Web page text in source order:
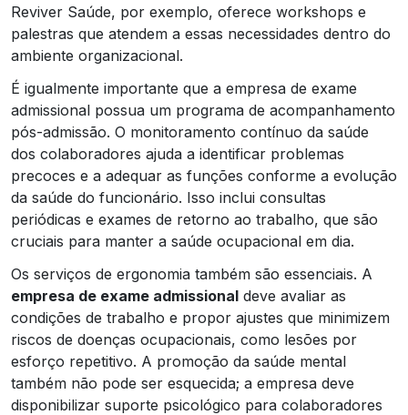
Reviver Saúde, por exemplo, oferece workshops e
palestras que atendem a essas necessidades dentro do
ambiente organizacional.
É igualmente importante que a empresa de exame
admissional possua um programa de acompanhamento
pós-admissão. O monitoramento contínuo da saúde
dos colaboradores ajuda a identificar problemas
precoces e a adequar as funções conforme a evolução
da saúde do funcionário. Isso inclui consultas
periódicas e exames de retorno ao trabalho, que são
cruciais para manter a saúde ocupacional em dia.
Os serviços de ergonomia também são essenciais. A
empresa de exame admissional deve avaliar as
condições de trabalho e propor ajustes que minimizem
riscos de doenças ocupacionais, como lesões por
esforço repetitivo. A promoção da saúde mental
também não pode ser esquecida; a empresa deve
disponibilizar suporte psicológico para colaboradores